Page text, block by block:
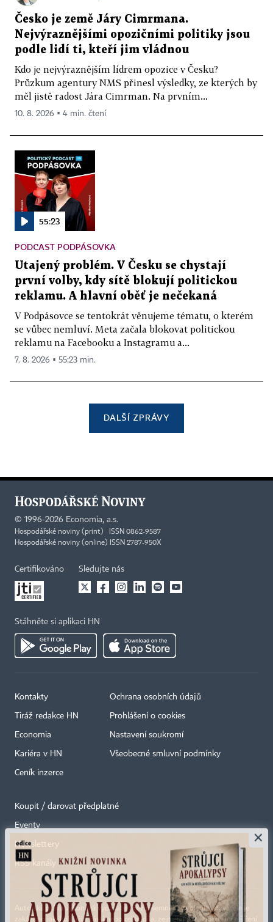
Česko je země Járy Cimrmana.
Nejvýraznějšími opozičními politiky jsou
podle lidí ti, kteří jim vládnou
Kdo je nejvýraznějším lídrem opozice v Česku?
Průzkum agentury NMS přinesl výsledky, ze kterých by
měl jistě radost Jára Cimrman. Na prvním...
10. 8. 2026 ▪ 4 min. čtení
55:23
PODCAST PODPÁSOVKA
Utajený problém. V Česku se chystají
první volby, kdy sítě blokují politickou
reklamu. A hlavní oběť je nečekaná
V Podpásovce se tentokrát věnujeme tématu, o kterém
se vůbec nemluví. Meta začala blokovat politickou
reklamu na Facebooku a Instagramu a...
7. 8. 2026 ▪ 55:23 min.
DALŠÍ ZPRÁVY
© 1996-2026 Economia, a.s.
Hospodářské noviny (print) ISSN 0862-9587
Hospodářské noviny (online) ISSN 2787-950X
Certifikováno Sledujte nás
Stáhněte si aplikaci HN
Kontakty
Tiráž redakce HN
Economia
Kariéra v HN
Ceník inzerce
Ochrana osobních údajů
Prohlášení o cookies
Nastavení soukromí
Všeobecné smluvní podmínky
Koupit / darovat předplatné
Eventy
Newslettery
RSS kanály
Autorská práva vykonává vydavatel. Bez písemného svolení vydavatele je
zakázáno jakékoli užití částí nebo celku díla, zejména rozmnožování a šíření
×